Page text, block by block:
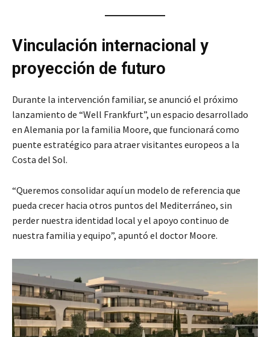
Vinculación internacional y
proyección de futuro
Durante la intervención familiar, se anunció el próximo
lanzamiento de “Well Frankfurt”, un espacio desarrollado
en Alemania por la familia Moore, que funcionará como
puente estratégico para atraer visitantes europeos a la
Costa del Sol.
“Queremos consolidar aquí un modelo de referencia que
pueda crecer hacia otros puntos del Mediterráneo, sin
perder nuestra identidad local y el apoyo continuo de
nuestra familia y equipo”, apuntó el doctor Moore.